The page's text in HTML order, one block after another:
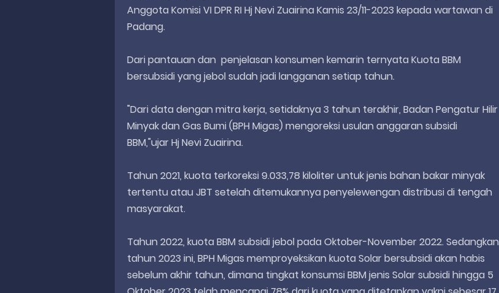
Anggota Komisi VI DPR RI Hj Nevi Zuairina Kamis 23/11-2023 kepada wartawan di
Padang.
Dari pantauan dan penjelasan konsumen kemarin ternyata Kuota BBM
bersubsidi yang jebol sudah jadi langganan setiap tahun.
"Dari data dengan mitra kerja, setidaknya 3 tahun terakhir, Badan Pengatur Hilir
Minyak dan Gas Bumi (BPH Migas) mengoreksi usulan anggaran subsidi
BBM,"ujar Hj Nevi Zuairina.
Tahun 2021, kuota terkoreksi 9.033,78 kiloliter untuk jenis bahan bakar minyak
tertentu atau JBT setelah ditemukannya penyelewengan distribusi di tengah
masyarakat.
Tahun 2022, kuota BBM subsidi jebol pada Oktober-November 2022. Sedangkan
tahun 2023 ini, BPH Migas memproyeksikan kuota Solar bersubsidi akan habis
sebelum akhir tahun, dimana tingkat konsumsi BBM jenis Solar subsidi hingga 5